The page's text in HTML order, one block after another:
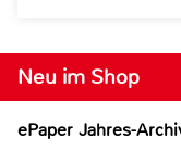
Neu im Shop
ePaper Jahres-